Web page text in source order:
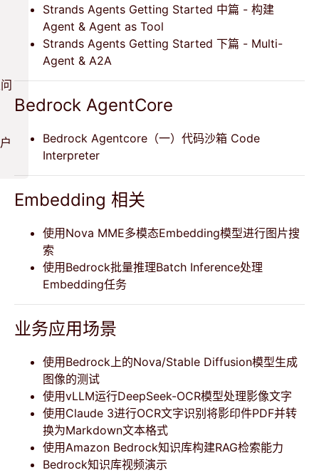
Strands Agents Getting Started 中篇 - 构建
Agent & Agent as Tool
Strands Agents Getting Started 下篇 - Multi-
Agent & A2A
Bedrock AgentCore
Bedrock Agentcore（一）代码沙箱 Code
Interpreter
Embedding 相关
使用Nova MME多模态Embedding模型进行图片搜
索
使用Bedrock批量推理Batch Inference处理
Embedding任务
业务应用场景
使用Bedrock上的Nova/Stable Diffusion模型生成
图像的测试
使用vLLM运行DeepSeek-OCR模型处理影像文字
使用Claude 3进行OCR文字识别将影印件PDF并转
换为Markdown文本格式
使用Amazon Bedrock知识库构建RAG检索能力
Bedrock知识库视频演示